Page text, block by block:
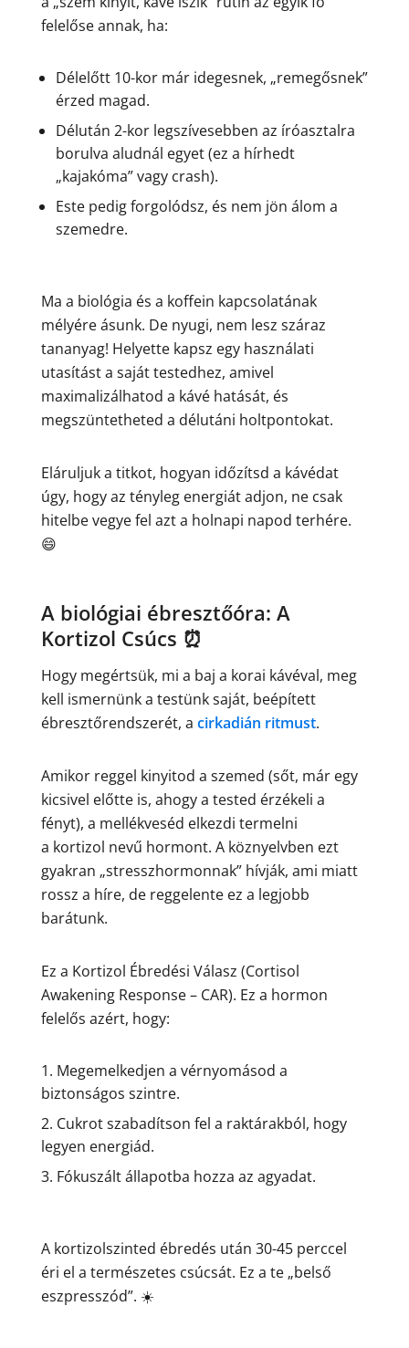
felelőse annak, ha:
Délelőtt 10-kor már idegesnek, „remegősnek”
érzed magad.
Délután 2-kor legszívesebben az íróasztalra
borulva aludnál egyet (ez a hírhedt
„kajakóma” vagy crash).
Este pedig forgolódsz, és nem jön álom a
szemedre.
Ma a biológia és a koffein kapcsolatának
mélyére ásunk. De nyugi, nem lesz száraz
tananyag! Helyette kapsz egy használati
utasítást a saját testedhez, amivel
maximalizálhatod a kávé hatását, és
megszüntetheted a délutáni holtpontokat.
Eláruljuk a titkot, hogyan időzítsd a kávédat
úgy, hogy az tényleg energiát adjon, ne csak
hitelbe vegye fel azt a holnapi napod terhére.
😄
A biológiai ébresztőóra: A
Kortizol Csúcs ⏰
Hogy megértsük, mi a baj a korai kávéval, meg
kell ismernünk a testünk saját, beépített
ébresztőrendszerét, a cirkadián ritmust.
Amikor reggel kinyitod a szemed (sőt, már egy
kicsivel előtte is, ahogy a tested érzékeli a
fényt), a mellékveséd elkezdi termelni
a kortizol nevű hormont. A köznyelvben ezt
gyakran „stresszhormonnak” hívják, ami miatt
rossz a híre, de reggelente ez a legjobb
barátunk.
Ez a Kortizol Ébredési Válasz (Cortisol
Awakening Response – CAR). Ez a hormon
felelős azért, hogy:
Megemelkedjen a vérnyomásod a
biztonságos szintre.
Cukrot szabadítson fel a raktárakból, hogy
legyen energiád.
Fókuszált állapotba hozza az agyadat.
A kortizolszinted ébredés után 30-45 perccel
éri el a természetes csúcsát. Ez a te „belső
eszpresszód”. ☀️